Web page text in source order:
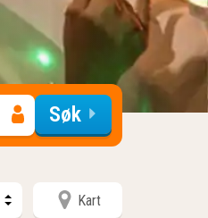
Søk
Kart